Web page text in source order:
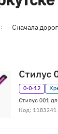
Сначала
Стилус
0·0·12
Стилус 001
Код: 1183241